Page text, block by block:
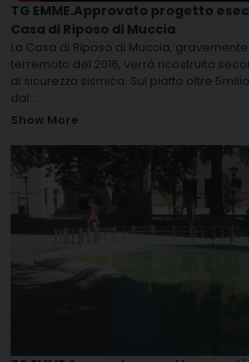
TG EMME.Approvato progetto
Casa di Riposo di Muccia
La Casa di Riposo di Muccia,
terremoto del 2016, verrà ricostruita
di sicurezza sismica. Sul piatto oltre
dal ...
Show More